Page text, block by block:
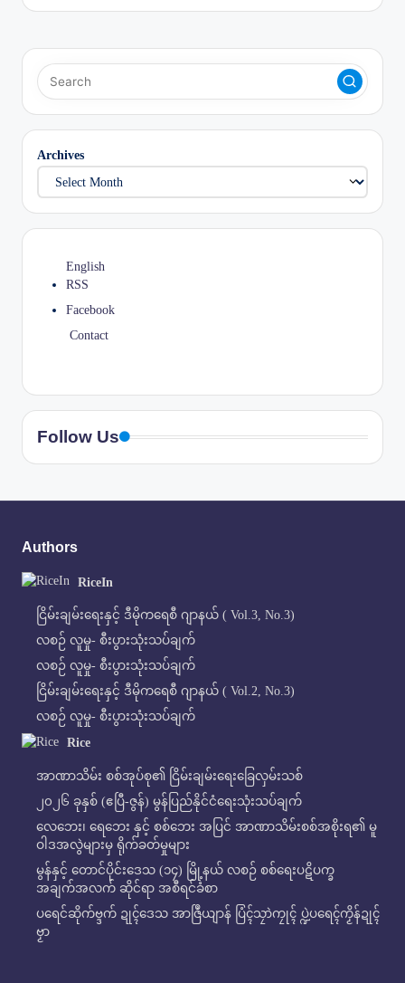
Archives
English
RSS
Facebook
Contact
Follow Us
Authors
RiceIn
ငြိမ်းချမ်းရေးနှင့် ဒီမိုကရေစီ ဂျာနယ် ( Vol.3, No.3)
လစဉ် လူမှု- စီးပွားသုံးသပ်ချက်
လစဉ် လူမှု- စီးပွားသုံးသပ်ချက်
ငြိမ်းချမ်းရေးနှင့် ဒီမိုကရေစီ ဂျာနယ် ( Vol.2, No.3)
လစဉ် လူမှု- စီးပွားသုံးသပ်ချက်
Rice
အာဏာသိမ်း စစ်အုပ်စု၏ ငြိမ်းချမ်းရေးခြေလှမ်းသစ်
၂၀၂၆ ခုနှစ် (ဧပြီ-ဇွန်) မွန်ပြည်နိုင်ငံရေးသုံးသပ်ချက်
လေဘေး၊ ရေဘေး နှင့် စစ်ဘေး အပြင် အာဏာသိမ်းစစ်အစိုးရ၏ မူ
ဝါဒအလွဲများမှ ရိုက်ခတ်မှုများ
မွန်နှင့် တောင်ပိုင်းဒေသ (၁၄) မြို့နယ် လစဉ် စစ်ရေးပဋိပက္ခ
အချက်အလက် ဆိုင်ရာ အစီရင်ခံစာ
ပရေင်ဆိုက်ဗ္ဒက် ဍုၚ်ဒေသ အာဇြဳယျာန် ပြံၚ်သၠာဲကၠုၚ် ပ္ဍဲပရေၚ်ကၟိန်ဍုၚ်
ဗၟာ